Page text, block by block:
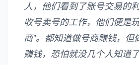
人，他们看到了账号交易的
收号卖号的工作，他们便是
商”。都知道做号商赚钱，但
赚钱，恐怕就没几个人知道了